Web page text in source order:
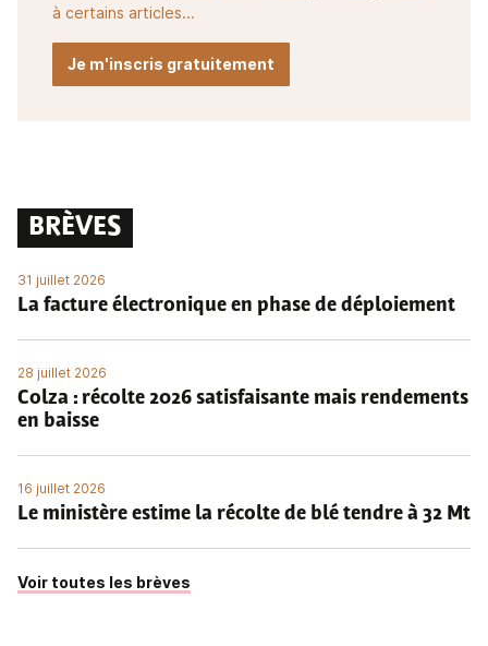
à certains articles...
Je m'inscris gratuitement
BRÈVES
31 juillet 2026
La facture électronique en phase de déploiement
28 juillet 2026
Colza : récolte 2026 satisfaisante mais rendements
en baisse
16 juillet 2026
Le ministère estime la récolte de blé tendre à 32 Mt
Voir toutes les brèves